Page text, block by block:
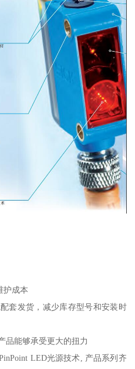
护成本
套发货，减少库存型号和安装时
品能够承受更大的扭力
LED光源技术, 产品系列齐